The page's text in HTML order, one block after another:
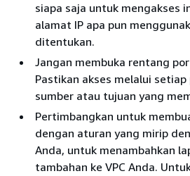
siapa saja untuk mengakses
alamat IP apa pun
ditentukan.
Jangan membuka rentang
Pastikan akses melalui
sumber atau tujuan yang
Pertimbangkan untuk
dengan aturan yang mirip
Anda, untuk menambahkan
tambahan ke VPC Anda.